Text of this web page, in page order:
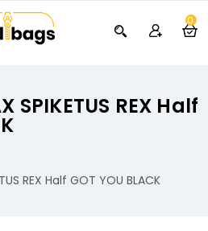
0
SPIKETUS REX Half
REX Half GOT YOU BLACK